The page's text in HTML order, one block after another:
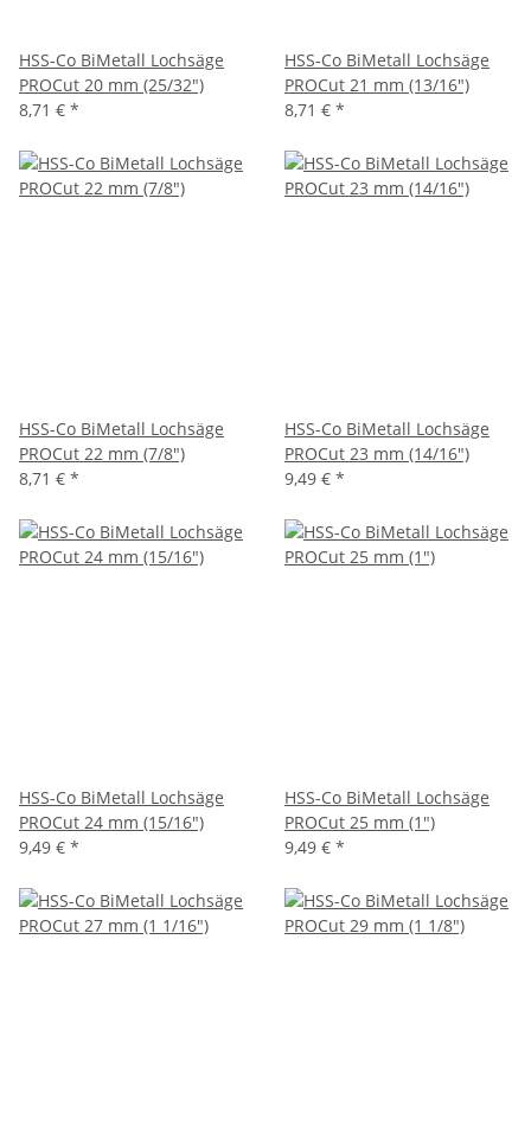
HSS-Co BiMetall Lochsäge
PROCut 20 mm (25/32")
8,71 € *
HSS-Co BiMetall Lochsäge
PROCut 21 mm (13/16")
8,71 € *
HSS-Co BiMetall Lochsäge
PROCut 22 mm (7/8")
8,71 € *
HSS-Co BiMetall Lochsäge
PROCut 23 mm (14/16")
9,49 € *
HSS-Co BiMetall Lochsäge
PROCut 24 mm (15/16")
9,49 € *
HSS-Co BiMetall Lochsäge
PROCut 25 mm (1")
9,49 € *